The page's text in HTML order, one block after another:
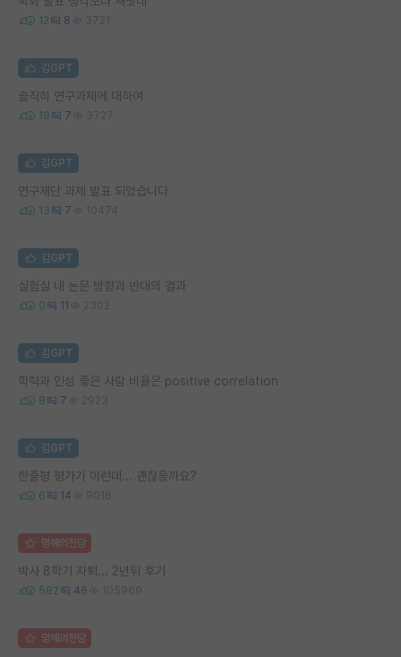
12 8 3721
김GPT
솔직히 연구과제에 대하여
19 7 3727
김GPT
연구재단 과제 발표 되었습니다
13 7 10474
김GPT
실험실 내 논문 방향과 반대의 결과
0 11 2302
김GPT
학력과 인성 좋은 사람 비율은 positive correlation
8 7 2923
김GPT
한줄평 평가가 이런데... 괜찮을까요?
6 14 9016
명예의전당
박사 8학기 자퇴... 2년뒤 후기
582 46 105969
명예의전당